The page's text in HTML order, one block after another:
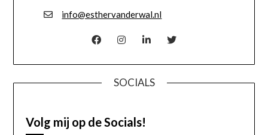
info@esthervanderwal.nl
SOCIALS
Volg mij op de Socials!